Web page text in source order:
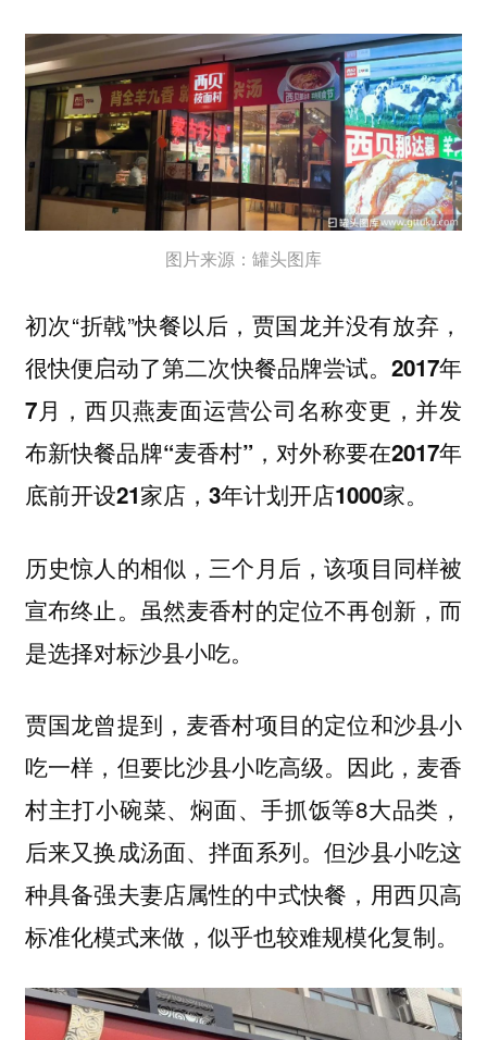
图片来源：罐头图库
初次“折戟”快餐以后，贾国龙并没有放弃，
很快便启动了第二次快餐品牌尝试。 2017年
7月，西贝燕麦面运营公司名称变更，并发
布新快餐品牌“麦香村”，对外称要在2017年
底前开设21家店，3年计划开店1000家。
历史惊人的相似，三个月后，该项目同样被
宣布终止。虽然麦香村的定位不再创新，而
是选择对标沙县小吃。
贾国龙曾提到，麦香村项目的定位和沙县小
吃一样，但要比沙县小吃高级。因此，麦香
村主打小碗菜、焖面、手抓饭等8大品类，
后来又换成汤面、拌面系列。但沙县小吃这
种具备强夫妻店属性的中式快餐，用西贝高
标准化模式来做，似乎也较难规模化复制。